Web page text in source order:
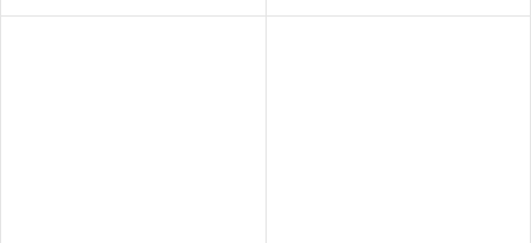
dospělým a seniorům.
všechny nezbytné živiny pro